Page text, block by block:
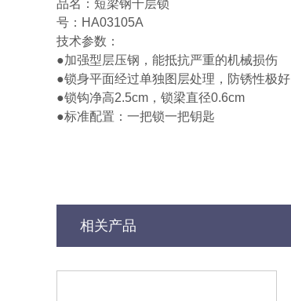
品名：短梁钢千层锁
号：HA03105A
技术参数：
●加强型层压钢，能抵抗严重的机械损伤
●锁身平面经过单独图层处理，防锈性极好
●锁钩净高2.5cm，锁梁直径0.6cm
●标准配置：一把锁一把钥匙
相关产品